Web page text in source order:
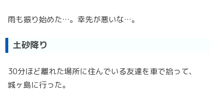
雨も振り始めた…。幸先が悪いな…。
土砂降り
30分ほど離れた場所に住んでいる友達を車で拾って、
城ヶ島に行った。